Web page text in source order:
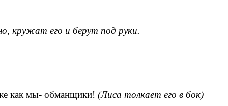
кружат его и берут под руки.
как мы- обманщики! (Лиса толкает его в бок)